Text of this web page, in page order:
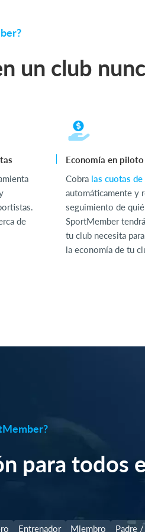
un club
de
Economía en
Cobra las cuotas
automáticamente y
seguimiento de
SportMember
tu club necesita
la economía de tu
para todos
Entrenador Miembro Padre